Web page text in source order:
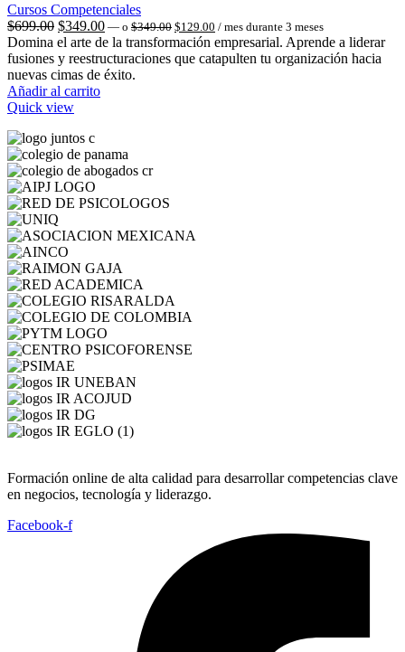
Cursos Competenciales
$699.00 El
precio
original
era:
$699.00.
$349.00El
precio
actual
es:
— o $349.00 El
precio
original
era:
$129.00 El
precio
actual
es:
/ mes durante 3 meses
Domina el arte de la transformación empresarial. Aprende a liderar
fusiones y reestructuraciones que catapulten tu organización hacia
nuevas cimas de éxito.
Añadir al carrito
Quick view
Formación online de alta calidad para desarrollar competencias clave
en negocios, tecnología y liderazgo.
Facebook-f